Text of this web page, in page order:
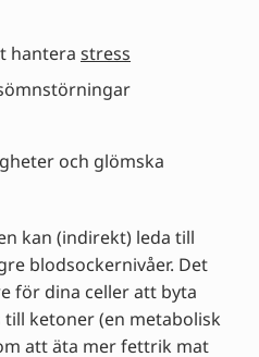
hantera stress
och glömska
kan (indirekt) leda till
blodsockernivåer. Det
för dina celler att byta
ketoner (en metabolisk
att äta mer fettrik mat